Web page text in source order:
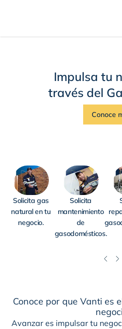
Impulsa tu
través del
Conoce
Solicita gas
natural en tu
negocio.
Solicita
mantenimiento
de
gasodomésticos.
Conoce por que Vanti es
Avanzar es impulsar tu